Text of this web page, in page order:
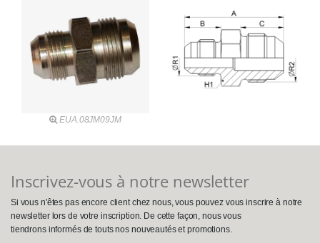
EUA.08JM09JM
Inscrivez-vous à notre newsletter
Si vous n'êtes pas encore client chez nous, vous pouvez vous inscrire à notre
newsletter lors de votre inscription. De cette façon, nous vous
tiendrons informés de touts nos nouveautés et promotions.